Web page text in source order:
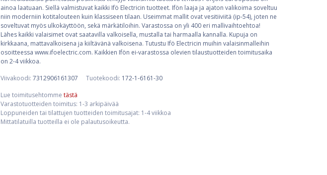
ainoa laatuaan. Siellä valmistuvat kaikki Ifö Electricin tuotteet. Ifön laaja ja ajaton valikoima soveltuu
niin moderniin kotitalouteen kuin klassiseen tilaan. Useimmat mallit ovat vesitiiviitä (ip-54), joten ne
soveltuvat myös ulkokäyttöön, sekä märkätiloihin. Varastossa on yli 400 eri mallivaihtoehtoa!
Lähes kaikki valaisimet ovat saatavilla valkoisella, mustalla tai harmaalla kannalla. Kupuja on
kirkkaana, mattavalkoisena ja kiiltävänä valkoisena. Tutustu Ifö Electricin muihin valaisinmalleihin
osoitteessa www.ifoelectric.com. Kaikkien Ifön ei-varastossa olevien tilaustuotteiden toimitusaika
on 2-4 viikkoa.
Viivakoodi: 7312906161307 Tuotekoodi: 172-1-6161-30
Lue toimitusehtomme tästä
Varastotuotteiden toimitus: 1-3 arkipäivää
Loppuneiden tai tilattujen tuotteiden toimitusajat: 1-4 viikkoa
Mittatilatuilla tuotteilla ei ole palautusoikeutta.